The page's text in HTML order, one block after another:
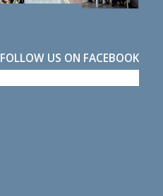
FOLLOW US ON FACEBOOK